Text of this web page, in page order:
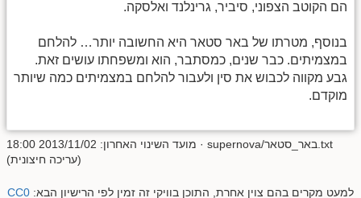
הם הקוטב הצפוני, סיביר, גרינלנד ואלסקה.
בנוסף, מטרתו של באר סטאר היא החשובה יותר… להלחם
במצמיתים. כבר שנים, כמסתבר, הוא ומשפחתו עושים זאת.
גבע מקווה לכבוש את סין ולעבור להלחם במצמיתים כמה שיותר
מוקדם.
supernova/באר_סטאר.txt
· מועד השינוי האחרון: 2013/11/02 18:00
(עריכה חיצונית)
למעט מקרים בהם צוין אחרת, התוכן בוויקי זה זמין לפי הרישיון הבא: CC0